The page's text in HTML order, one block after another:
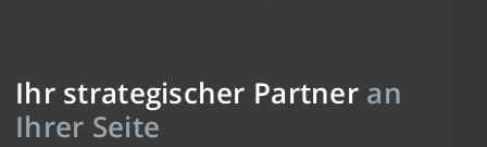
Ihr strategischer Partner an
Ihrer Seite